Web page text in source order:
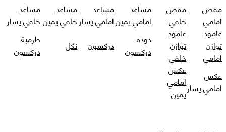
مقص
امامي
مقص
خلفي
مساعد
امامي يمين
مساعد
امامي يسار
مساعد
خلفي يمين
مساعد
خلفي يسار
عامود
توازن
امامي
عامود
توازن
خلفي
دودة
دركسون
دركسون نكل
طرمبة
دركسون
عكس
امامي يسار
عكس
امامي
يمين